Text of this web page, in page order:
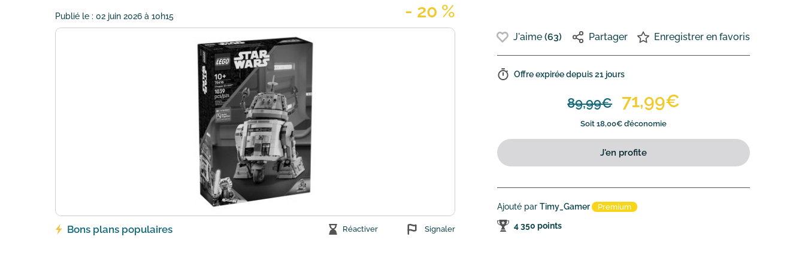
Publié le : 02 juin 2026 à 10h15 - 20 %
Bons plans populaires Réactiver Signaler
J'aime(63) Partager Enregistrer en favoris
Offre expirée depuis21 jours
89,99€ 71,99€
Soit 18,00€ d’économie
J'en profite
Ajouté parTimy_Gamer Premium
4 350 points